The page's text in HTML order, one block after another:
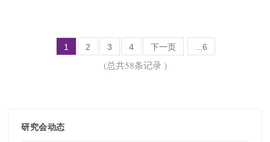
1 2 3 4 下一页 ...6
(总共58条记录 )
研究会动态